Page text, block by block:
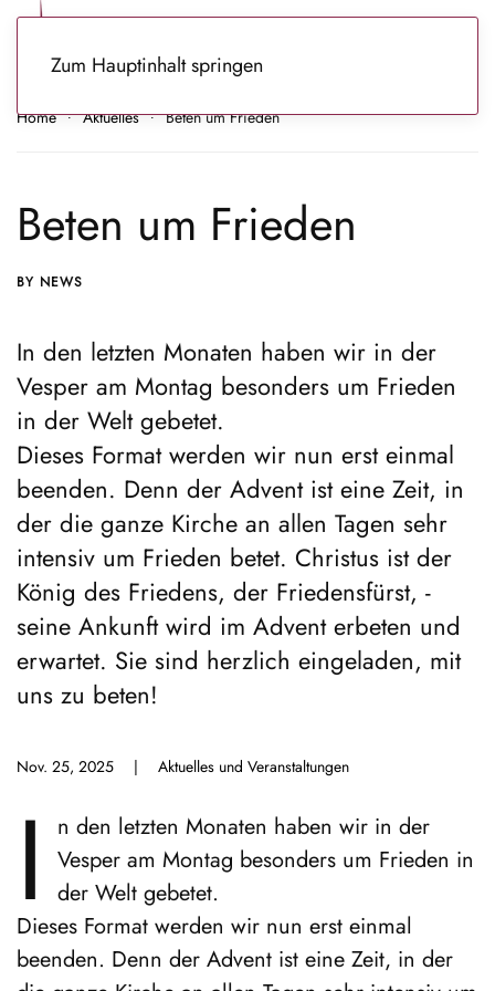
Zum Hauptinhalt springen
Home Aktuelles Beten um Frieden
Beten um Frieden
BY NEWS
In den letzten Monaten haben wir in der
Vesper am Montag besonders um Frieden
in der Welt gebetet.
Dieses Format werden wir nun erst einmal
beenden. Denn der Advent ist eine Zeit, in
der die ganze Kirche an allen Tagen sehr
intensiv um Frieden betet. Christus ist der
König des Friedens, der Friedensfürst, -
seine Ankunft wird im Advent erbeten und
erwartet. Sie sind herzlich eingeladen, mit
uns zu beten!
Nov. 25, 2025 | Aktuelles und Veranstaltungen
I
n den letzten Monaten haben wir in der
Vesper am Montag besonders um Frieden in
der Welt gebetet.
Dieses Format werden wir nun erst einmal
beenden. Denn der Advent ist eine Zeit, in der